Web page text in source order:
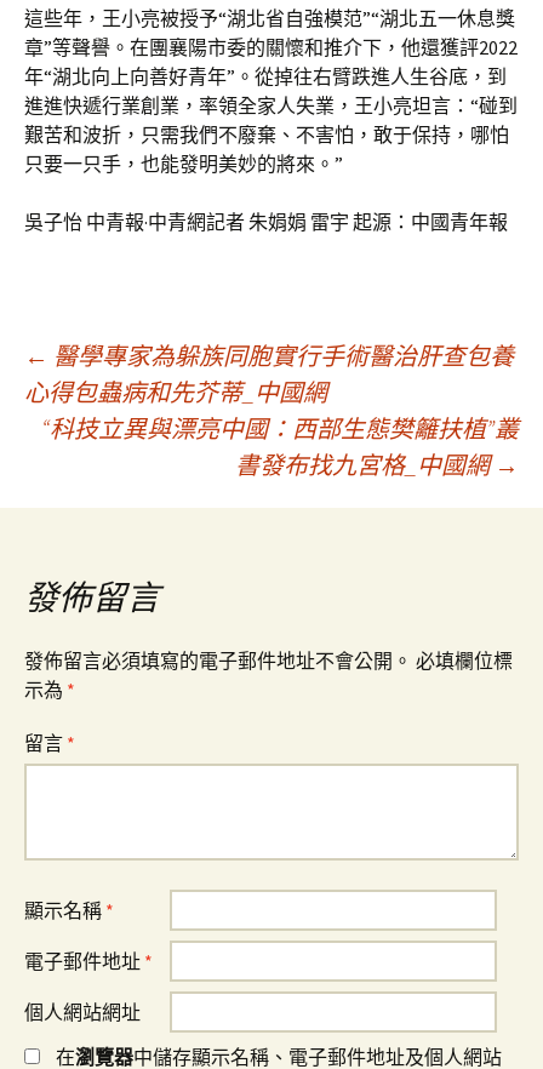
這些年，王小亮被授予“湖北省自強模范”“湖北五一休息獎
章”等聲譽。在團襄陽市委的關懷和推介下，他還獲評2022
年“湖北向上向善好青年”。從掉往右臂跌進人生谷底，到
進進快遞行業創業，率領全家人失業，王小亮坦言：“碰到
艱苦和波折，只需我們不廢棄、不害怕，敢于保持，哪怕
只要一只手，也能發明美妙的將來。”
吳子怡 中青報·中青網記者 朱娟娟 雷宇 起源：中國青年報
文
章
導
覽
← 醫學專家為躲族同胞實行手術醫治肝查包養
心得包蟲病和先芥蒂_中國網
“科技立異與漂亮中國：西部生態樊籬扶植”叢
書發布找九宮格_中國網 →
發佈留言
發佈留言必須填寫的電子郵件地址不會公開。 必填欄位標
示為 *
留言 *
顯示名稱 *
電子郵件地址 *
個人網站網址
在瀏覽器中儲存顯示名稱、電子郵件地址及個人網站